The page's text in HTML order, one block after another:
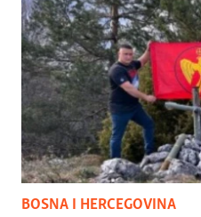
BOSNA I HERCEGOVINA